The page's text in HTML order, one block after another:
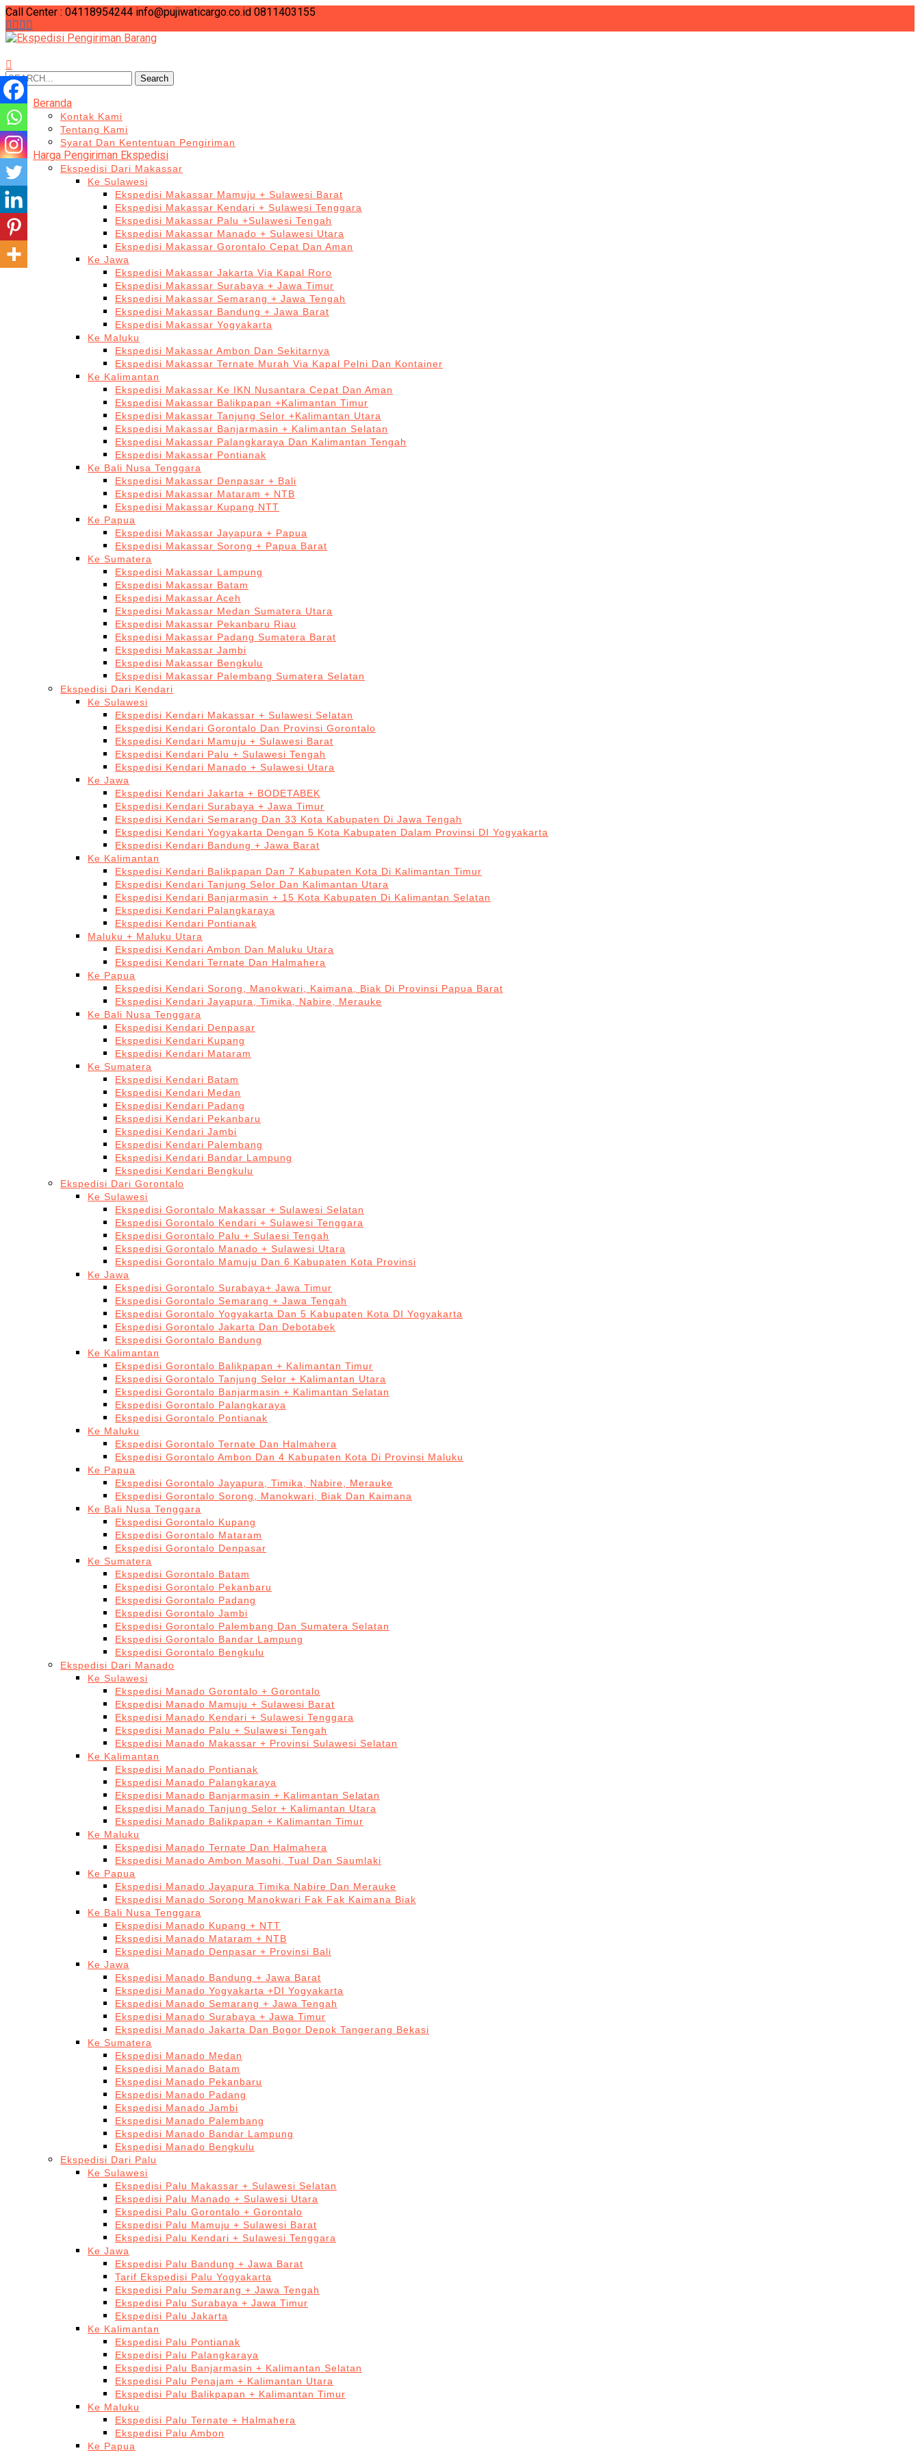
Call Center : 04118954244 info@pujiwaticargo.co.id 0811403155
Search
for:
Search
Beranda
Kontak Kami
Tentang Kami
Syarat Dan Kententuan Pengiriman
Harga Pengiriman Ekspedisi
Ekspedisi Dari Makassar
Ke Sulawesi
Ekspedisi Makassar Mamuju + Sulawesi Barat
Ekspedisi Makassar Kendari + Sulawesi Tenggara
Ekspedisi Makassar Palu +Sulawesi Tengah
Ekspedisi Makassar Manado + Sulawesi Utara
Ekspedisi Makassar Gorontalo Cepat Dan Aman
Ke Jawa
Ekspedisi Makassar Jakarta Via Kapal Roro
Ekspedisi Makassar Surabaya + Jawa Timur
Ekspedisi Makassar Semarang + Jawa Tengah
Ekspedisi Makassar Bandung + Jawa Barat
Ekspedisi Makassar Yogyakarta
Ke Maluku
Ekspedisi Makassar Ambon Dan Sekitarnya
Ekspedisi Makassar Ternate Murah Via Kapal Pelni Dan Kontainer
Ke Kalimantan
Ekspedisi Makassar Ke IKN Nusantara Cepat Dan Aman
Ekspedisi Makassar Balikpapan +Kalimantan Timur
Ekspedisi Makassar Tanjung Selor +Kalimantan Utara
Ekspedisi Makassar Banjarmasin + Kalimantan Selatan
Ekspedisi Makassar Palangkaraya Dan Kalimantan Tengah
Ekspedisi Makassar Pontianak
Ke Bali Nusa Tenggara
Ekspedisi Makassar Denpasar + Bali
Ekspedisi Makassar Mataram + NTB
Ekspedisi Makassar Kupang NTT
Ke Papua
Ekspedisi Makassar Jayapura + Papua
Ekspedisi Makassar Sorong + Papua Barat
Ke Sumatera
Ekspedisi Makassar Lampung
Ekspedisi Makassar Batam
Ekspedisi Makassar Aceh
Ekspedisi Makassar Medan Sumatera Utara
Ekspedisi Makassar Pekanbaru Riau
Ekspedisi Makassar Padang Sumatera Barat
Ekspedisi Makassar Jambi
Ekspedisi Makassar Bengkulu
Ekspedisi Makassar Palembang Sumatera Selatan
Ekspedisi Dari Kendari
Ke Sulawesi
Ekspedisi Kendari Makassar + Sulawesi Selatan
Ekspedisi Kendari Gorontalo Dan Provinsi Gorontalo
Ekspedisi Kendari Mamuju + Sulawesi Barat
Ekspedisi Kendari Palu + Sulawesi Tengah
Ekspedisi Kendari Manado + Sulawesi Utara
Ke Jawa
Ekspedisi Kendari Jakarta + BODETABEK
Ekspedisi Kendari Surabaya + Jawa Timur
Ekspedisi Kendari Semarang Dan 33 Kota Kabupaten Di Jawa Tengah
Ekspedisi Kendari Yogyakarta Dengan 5 Kota Kabupaten Dalam Provinsi DI Yogyakarta
Ekspedisi Kendari Bandung + Jawa Barat
Ke Kalimantan
Ekspedisi Kendari Balikpapan Dan 7 Kabupaten Kota Di Kalimantan Timur
Ekspedisi Kendari Tanjung Selor Dan Kalimantan Utara
Ekspedisi Kendari Banjarmasin + 15 Kota Kabupaten Di Kalimantan Selatan
Ekspedisi Kendari Palangkaraya
Ekspedisi Kendari Pontianak
Maluku + Maluku Utara
Ekspedisi Kendari Ambon Dan Maluku Utara
Ekspedisi Kendari Ternate Dan Halmahera
Ke Papua
Ekspedisi Kendari Sorong, Manokwari, Kaimana, Biak Di Provinsi Papua Barat
Ekspedisi Kendari Jayapura, Timika, Nabire, Merauke
Ke Bali Nusa Tenggara
Ekspedisi Kendari Denpasar
Ekspedisi Kendari Kupang
Ekspedisi Kendari Mataram
Ke Sumatera
Ekspedisi Kendari Batam
Ekspedisi Kendari Medan
Ekspedisi Kendari Padang
Ekspedisi Kendari Pekanbaru
Ekspedisi Kendari Jambi
Ekspedisi Kendari Palembang
Ekspedisi Kendari Bandar Lampung
Ekspedisi Kendari Bengkulu
Ekspedisi Dari Gorontalo
Ke Sulawesi
Ekspedisi Gorontalo Makassar + Sulawesi Selatan
Ekspedisi Gorontalo Kendari + Sulawesi Tenggara
Ekspedisi Gorontalo Palu + Sulaesi Tengah
Ekspedisi Gorontalo Manado + Sulawesi Utara
Ekspedisi Gorontalo Mamuju Dan 6 Kabupaten Kota Provinsi
Ke Jawa
Ekspedisi Gorontalo Surabaya+ Jawa Timur
Ekspedisi Gorontalo Semarang + Jawa Tengah
Ekspedisi Gorontalo Yogyakarta Dan 5 Kabupaten Kota DI Yogyakarta
Ekspedisi Gorontalo Jakarta Dan Debotabek
Ekspedisi Gorontalo Bandung
Ke Kalimantan
Ekspedisi Gorontalo Balikpapan + Kalimantan Timur
Ekspedisi Gorontalo Tanjung Selor + Kalimantan Utara
Ekspedisi Gorontalo Banjarmasin + Kalimantan Selatan
Ekspedisi Gorontalo Palangkaraya
Ekspedisi Gorontalo Pontianak
Ke Maluku
Ekspedisi Gorontalo Ternate Dan Halmahera
Ekspedisi Gorontalo Ambon Dan 4 Kabupaten Kota Di Provinsi Maluku
Ke Papua
Ekspedisi Gorontalo Jayapura, Timika, Nabire, Merauke
Ekspedisi Gorontalo Sorong, Manokwari, Biak Dan Kaimana
Ke Bali Nusa Tenggara
Ekspedisi Gorontalo Kupang
Ekspedisi Gorontalo Mataram
Ekspedisi Gorontalo Denpasar
Ke Sumatera
Ekspedisi Gorontalo Batam
Ekspedisi Gorontalo Pekanbaru
Ekspedisi Gorontalo Padang
Ekspedisi Gorontalo Jambi
Ekspedisi Gorontalo Palembang Dan Sumatera Selatan
Ekspedisi Gorontalo Bandar Lampung
Ekspedisi Gorontalo Bengkulu
Ekspedisi Dari Manado
Ke Sulawesi
Ekspedisi Manado Gorontalo + Gorontalo
Ekspedisi Manado Mamuju + Sulawesi Barat
Ekspedisi Manado Kendari + Sulawesi Tenggara
Ekspedisi Manado Palu + Sulawesi Tengah
Ekspedisi Manado Makassar + Provinsi Sulawesi Selatan
Ke Kalimantan
Ekspedisi Manado Pontianak
Ekspedisi Manado Palangkaraya
Ekspedisi Manado Banjarmasin + Kalimantan Selatan
Ekspedisi Manado Tanjung Selor + Kalimantan Utara
Ekspedisi Manado Balikpapan + Kalimantan Timur
Ke Maluku
Ekspedisi Manado Ternate Dan Halmahera
Ekspedisi Manado Ambon Masohi, Tual Dan Saumlaki
Ke Papua
Ekspedisi Manado Jayapura Timika Nabire Dan Merauke
Ekspedisi Manado Sorong Manokwari Fak Fak Kaimana Biak
Ke Bali Nusa Tenggara
Ekspedisi Manado Kupang + NTT
Ekspedisi Manado Mataram + NTB
Ekspedisi Manado Denpasar + Provinsi Bali
Ke Jawa
Ekspedisi Manado Bandung + Jawa Barat
Ekspedisi Manado Yogyakarta +DI Yogyakarta
Ekspedisi Manado Semarang + Jawa Tengah
Ekspedisi Manado Surabaya + Jawa Timur
Ekspedisi Manado Jakarta Dan Bogor Depok Tangerang Bekasi
Ke Sumatera
Ekspedisi Manado Medan
Ekspedisi Manado Batam
Ekspedisi Manado Pekanbaru
Ekspedisi Manado Padang
Ekspedisi Manado Jambi
Ekspedisi Manado Palembang
Ekspedisi Manado Bandar Lampung
Ekspedisi Manado Bengkulu
Ekspedisi Dari Palu
Ke Sulawesi
Ekspedisi Palu Makassar + Sulawesi Selatan
Ekspedisi Palu Manado + Sulawesi Utara
Ekspedisi Palu Gorontalo + Gorontalo
Ekspedisi Palu Mamuju + Sulawesi Barat
Ekspedisi Palu Kendari + Sulawesi Tenggara
Ke Jawa
Ekspedisi Palu Bandung + Jawa Barat
Tarif Ekspedisi Palu Yogyakarta
Ekspedisi Palu Semarang + Jawa Tengah
Ekspedisi Palu Surabaya + Jawa Timur
Ekspedisi Palu Jakarta
Ke Kalimantan
Ekspedisi Palu Pontianak
Ekspedisi Palu Palangkaraya
Ekspedisi Palu Banjarmasin + Kalimantan Selatan
Ekspedisi Palu Penajam + Kalimantan Utara
Ekspedisi Palu Balikpapan + Kalimantan Timur
Ke Maluku
Ekspedisi Palu Ternate + Halmahera
Ekspedisi Palu Ambon
Ke Papua